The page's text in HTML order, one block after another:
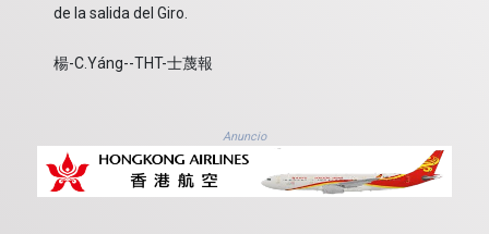
de la salida del Giro.
楊-C.Yáng--THT-士蔑報
Anuncio